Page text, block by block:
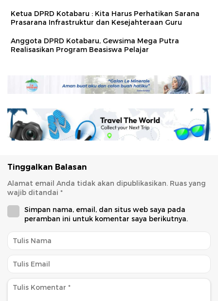
Ketua DPRD Kotabaru : Kita Harus Perhatikan Sarana
Prasarana Infrastruktur dan Kesejahteraan Guru
Anggota DPRD Kotabaru, Gewsima Mega Putra
Realisasikan Program Beasiswa Pelajar
Tinggalkan Balasan
Alamat email Anda tidak akan dipublikasikan. Ruas yang
wajib ditandai *
Simpan nama, email, dan situs web saya pada
peramban ini untuk komentar saya berikutnya.